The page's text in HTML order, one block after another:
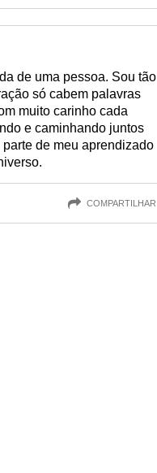
de uma pessoa. Sou tão
só cabem palavras
muito carinho cada
e caminhando juntos
de meu aprendizado
COMPARTILHAR